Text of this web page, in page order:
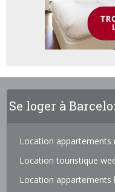
Se loger à
Location appartements
Location touristique
Location appartements